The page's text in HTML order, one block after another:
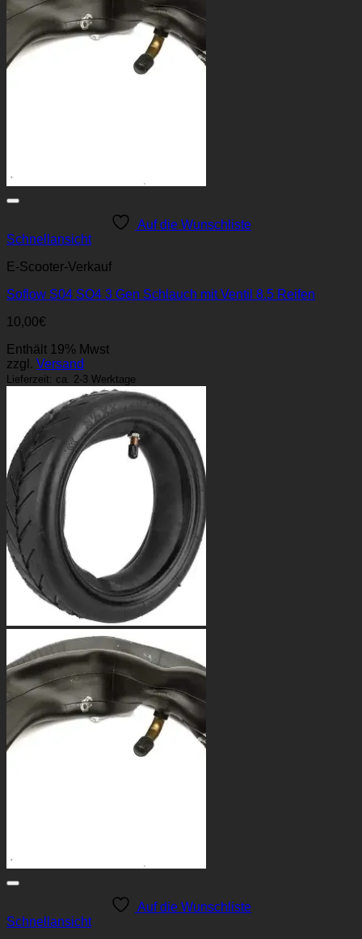
Auf die Wunschliste
Schnellansicht
E-Scooter-Verkauf
Soflow S04 SO4 3 Gen Schlauch mit Ventil 8.5 Reifen
10,00€
Enthält 19% Mwst
zzgl. Versand
Lieferzeit: ca. 2-3 Werktage
Auf die Wunschliste
Schnellansicht